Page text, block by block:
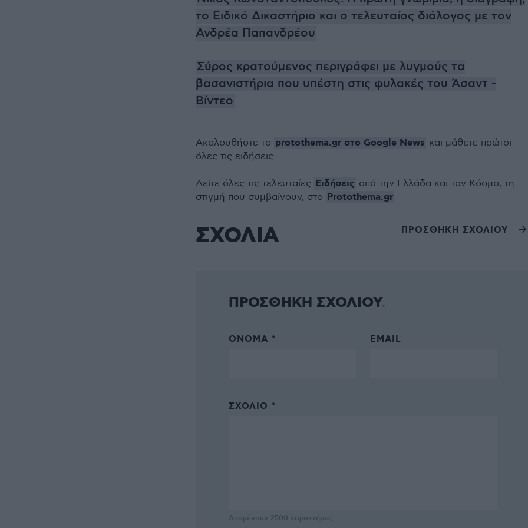
το Ειδικό Δικαστήριο και ο τελευταίος διάλογος με τον
Ανδρέα Παπανδρέου
Σύρος κρατούμενος περιγράφει με λυγμούς τα
βασανιστήρια που υπέστη στις φυλακές του Άσαντ -
Βίντεο
Ακολουθήστε το protothema.gr στο Google News και μάθετε πρώτοι
όλες τις ειδήσεις
Δείτε όλες τις τελευταίες Ειδήσεις από την Ελλάδα και τον Κόσμο, τη
στιγμή που συμβαίνουν, στο Protothema.gr
ΣΧΟΛΙΑ ΠΡΟΣΘΗΚΗ ΣΧΟΛΙΟΥ
ΠΡΟΣΘΗΚΗ ΣΧΟΛΙΟΥ
ΌΝΟΜΑ * EMAIL
ΣΧΌΛΙΟ *
Απομένουν 2500 χαρακτήρες